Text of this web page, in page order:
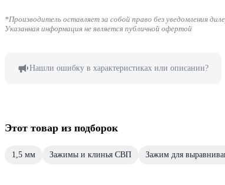
*Производитель оставляет за собой право без уведомления
Указанная информация не является публичной офертой
Нашли ошибку в характеристиках или описании?
Этот товар из подборок
1,5 мм Зажимы и клинья СВП Зажим для